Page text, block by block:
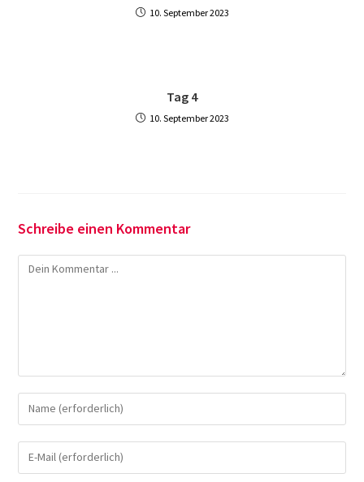
10. September 2023
Tag 4
10. September 2023
Schreibe einen Kommentar
Kommentieren
Gib
deinen
Namen
oder
Gib
deine